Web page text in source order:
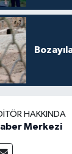
HAKKINDA
Merkezi